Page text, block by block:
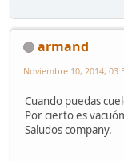
armand
Noviembre 10, 2014,
Cuando puedas
Por cierto es
Saludos company.